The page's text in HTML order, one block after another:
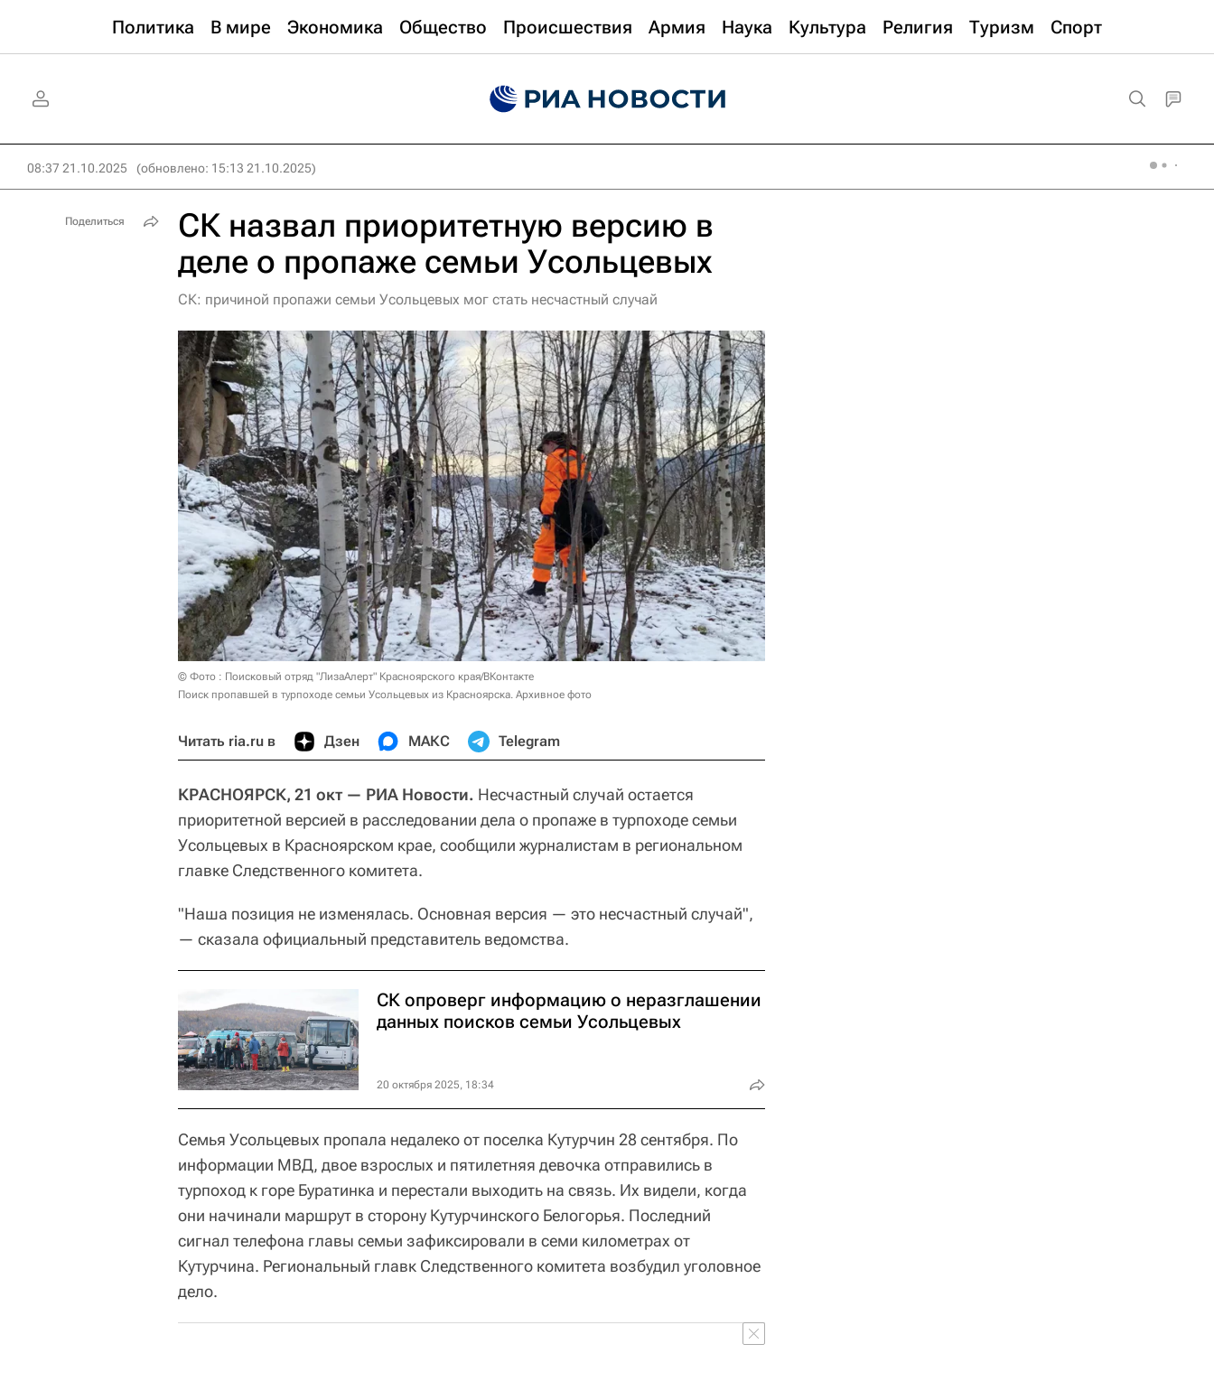
Политика В мире Экономика Общество Происшествия Армия Наука Культура Религия Туризм Спорт
08:37 21.10.2025 (обновлено: 15:13 21.10.2025)
СК назвал приоритетную версию в
деле о пропаже семьи Усольцевых
СК: причиной пропажи семьи Усольцевых мог стать несчастный случай
© Фото : Поисковый отряд "ЛизаАлерт" Красноярского края/ВКонтакте
Поиск пропавшей в турпоходе семьи Усольцевых из Красноярска. Архивное фото
Читать ria.ru в Дзен МАКС Telegram
КРАСНОЯРСК, 21 окт — РИА Новости. Несчастный случай остается
приоритетной версией в расследовании дела о пропаже в турпоходе семьи
Усольцевых в Красноярском крае, сообщили журналистам в региональном
главке Следственного комитета.
"Наша позиция не изменялась. Основная версия — это несчастный случай",
— сказала официальный представитель ведомства.
СК опроверг информацию о неразглашении
данных поисков семьи Усольцевых
20 октября 2025, 18:34
Семья Усольцевых пропала недалеко от поселка Кутурчин 28 сентября. По
информации МВД, двое взрослых и пятилетняя девочка отправились в
турпоход к горе Буратинка и перестали выходить на связь. Их видели, когда
они начинали маршрут в сторону Кутурчинского Белогорья. Последний
сигнал телефона главы семьи зафиксировали в семи километрах от
Кутурчина. Региональный главк Следственного комитета возбудил уголовное
дело.
Поделиться